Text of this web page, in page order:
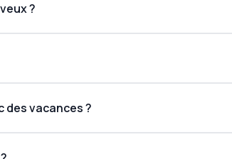
?
des vacances ?